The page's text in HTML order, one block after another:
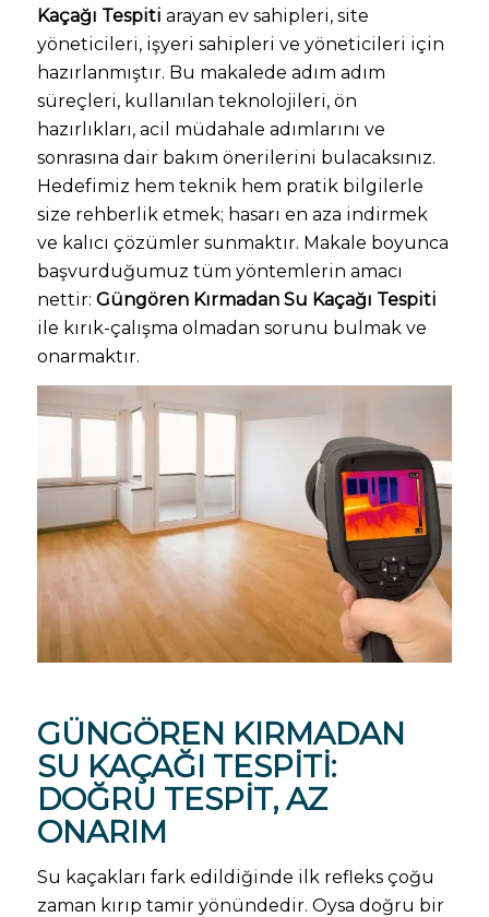
Kaçağı Tespiti arayan ev sahipleri, site
yöneticileri, işyeri sahipleri ve yöneticileri için
hazırlanmıştır. Bu makalede adım adım
süreçleri, kullanılan teknolojileri, ön
hazırlıkları, acil müdahale adımlarını ve
sonrasına dair bakım önerilerini bulacaksınız.
Hedefimiz hem teknik hem pratik bilgilerle
size rehberlik etmek; hasarı en aza indirmek
ve kalıcı çözümler sunmaktır. Makale boyunca
başvurduğumuz tüm yöntemlerin amacı
nettir: Güngören Kırmadan Su Kaçağı Tespiti
ile kırık-çalışma olmadan sorunu bulmak ve
onarmaktır.
GÜNGÖREN KIRMADAN
SU KAÇAĞI TESPITI:
DOĞRU TESPIT, AZ
ONARIM
Su kaçakları fark edildiğinde ilk refleks çoğu
zaman kırıp tamir yönündedir. Oysa doğru bir